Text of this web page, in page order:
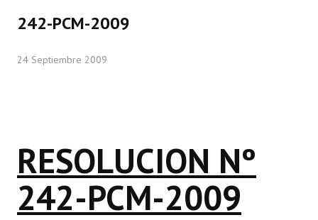
Comisiones Permanentes
Comisiones Especiales
LEGISLACIÓN
Constitución Nacional
Constitución Provincial
242-PCM-2009
24 Septiembre 2009
RESOLUCION Nº
242-PCM-2009